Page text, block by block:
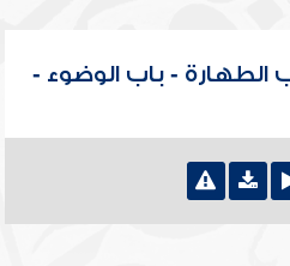
الطهارة - باب الوضوء -